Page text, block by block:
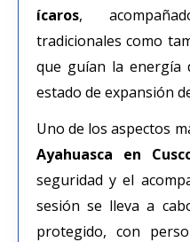
ícaros,
tradicionales como
que guían la energía
estado de expansión
Uno de los aspectos
Ayahuasca en
seguridad y el
sesión se lleva a
protegido, con